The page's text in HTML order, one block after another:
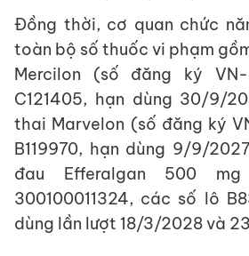
Đồng thời, cơ quan chức
toàn bộ số thuốc vi phạm
Mercilon (số đăng ký
C121405, hạn dùng 30/9/
thai Marvelon (số đăng ký
B119970, hạn dùng 9/9/
đau Efferalgan 500
300100011324, các số lô
dùng lần lượt 18/3/2028 và